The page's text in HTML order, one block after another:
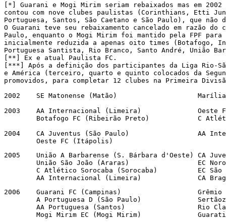
[*] Guarani e Mogi Mirim seriam rebaixados mas em
contou com nove clubes paulistas (Corinthians, Etti
Portuguesa, Santos, São Caetano e São Paulo), que não
O Guarani teve seu rebaixamento cancelado em razão
Paulo, enquanto o Mogi Mirim foi mantido pela FPF
inicialmente reduzida a apenas oito times (Botafogo,
Portuguesa Santista, Rio Branco, Santo André, União
[**] Ex e atual Paulista FC.
[***] Após a definição dos participantes da Liga Rio-
e América (terceiro, quarto e quinto colocados da
promovidos, para completar 12 clubes na Primeira
2002	SE Matonense (Matão)			Marília AC (Marília)
2003	AA Internacional (Limeira)		Oeste FC (Itápolis)
2004	CA Juventus (São Paulo)			AA Internacional (Limeira)
	Oeste FC (Itápolis)
2005	União A Barbarense (S. Bárbara d'Oeste)	CA Juventus (São Paulo)
AA
2006	Guarani FC (Campinas)                   Grêmio R Barueri (Barueri)
Mogi Mirim EC (Mogi Mirim)